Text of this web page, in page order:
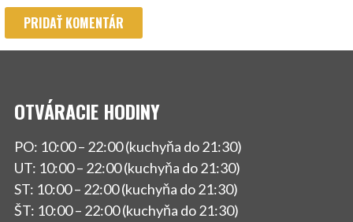
OTVÁRACIE HODINY
PO: 10:00 – 22:00 (kuchyňa do 21:30)
UT: 10:00 – 22:00 (kuchyňa do 21:30)
ST: 10:00 – 22:00 (kuchyňa do 21:30)
ŠT: 10:00 – 22:00 (kuchyňa do 21:30)